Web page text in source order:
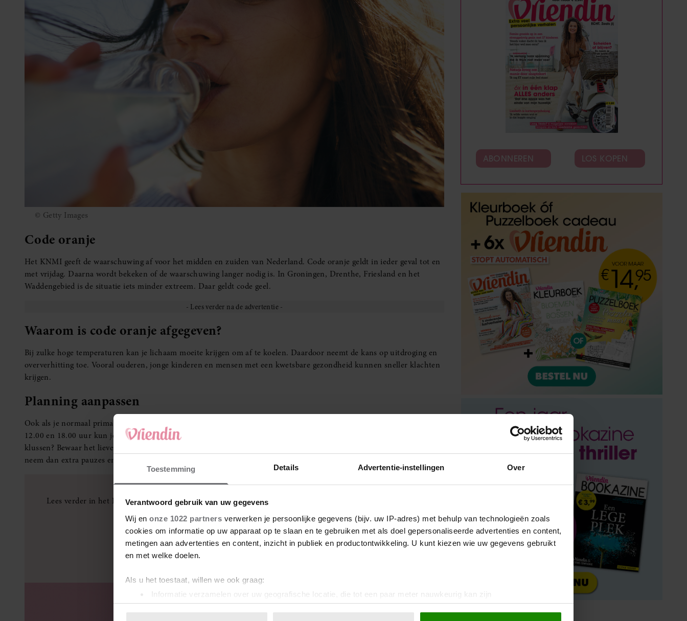
Toestemming Details Advertentie-instellingen Over
Verantwoord gebruik van uw gegevens
Wij en onze 1022 partners verwerken je persoonlijke gegevens (bijv. uw IP-adres) met behulp van technologieën zoals
cookies om informatie op uw apparaat op te slaan en te gebruiken met als doel gepersonaliseerde advertenties en content,
metingen aan advertenties en content, inzicht in publiek en productontwikkeling. U kunt kiezen wie uw gegevens gebruikt
en met welke doelen.
Als u het toestaat, willen we ook graag:
Informatie verzamelen over uw geografische locatie, die tot een paar meter nauwkeurig kan zijn
Uw apparaat identificeren door het actief te scannen op specifieke eigenschappen (fingerprinting)
© Getty Images
Code oranje
Het KNMI geeft de waarschuwing af voor het midden en zuiden van Nederland. Code oranje geldt in ieder geval tot en
met vrijdag. Daarna wordt bekeken of de waarschuwing langer nodig is. In Groningen, Drenthe, Friesland en het
Waddengebied is de situatie iets minder extreem. Daar geldt code geel.
Waarom is code oranje afgegeven?
Bij zulke hoge temperaturen kan je lichaam moeite krijgen om af te koelen. Daardoor neemt de kans op uitdroging en
oververhitting toe. Vooral ouderen, jonge kinderen en mensen met een kwetsbare gezondheid kunnen sneller klachten
krijgen.
Planning aanpassen
Ook als je normaal prima tegen warm weer kunt, is het verstandig om je planning een beetje aan te passen. Tussen
12.00 en 18.00 uur kun je zware inspanning beter overslaan. Dus dat rondje hardlopen, de tuin omspitten of fanatiek
klussen? Bewaar het liever voor de vroege ochtend of avond. Werk je buiten of heb je een activiteit in de zon gepland,
neem dan extra pauzes en zoek regelmatig de schaduw op.
Lees verder in het Dossier Hitte: alles wat je wilt weten over hitte, praktische tips, inspiratie en herkenbare
verhalen voor zomerse dagen.
LEES MEER OVER HITTE
ABONNEREN LOS KOPEN